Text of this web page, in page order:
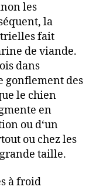
les
la
fait
de viande.
dans
gonflement des
le chien
en
ou d‘un
ou chez les
taille.
à froid